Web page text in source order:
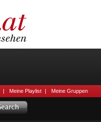
| Meine Playlist | Meine Gruppen